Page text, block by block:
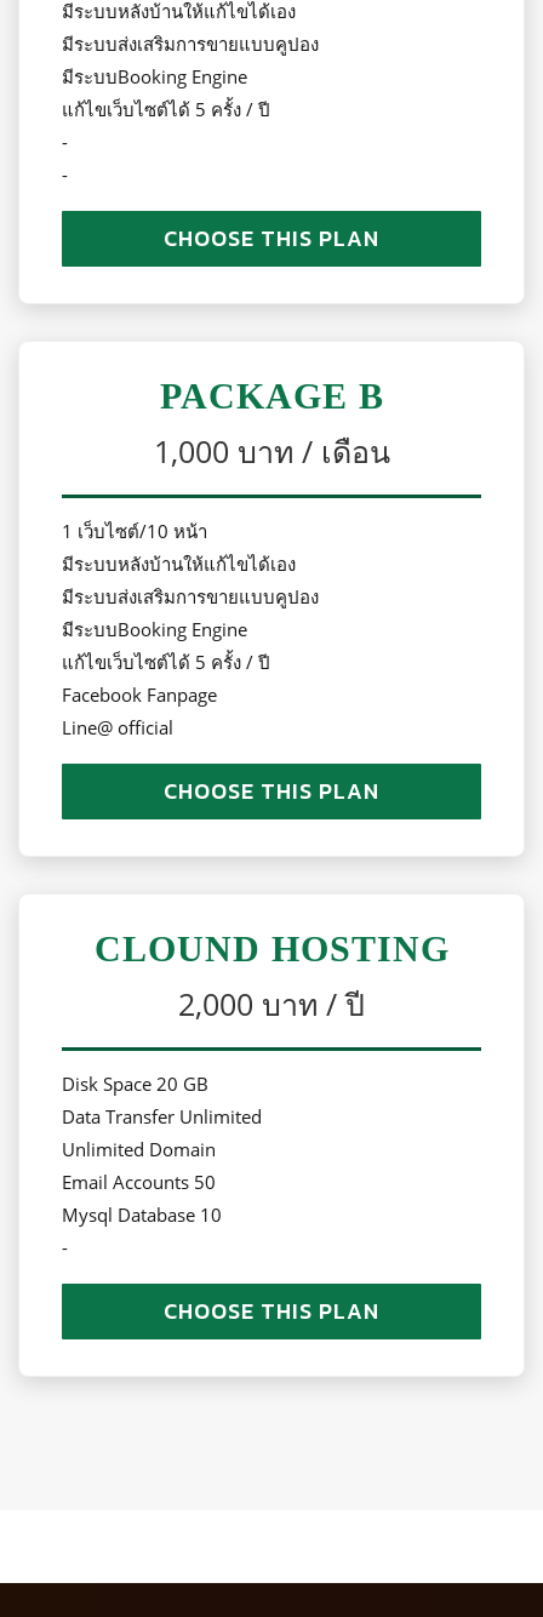
มีระบบหลังบ้านให้แก้ไขได้เอง
มีระบบส่งเสริมการขายแบบคูปอง
มีระบบBooking Engine
แก้ไขเว็บไซต์ได้ 5 ครั้ง / ปี
-
-
CHOOSE THIS PLAN
PACKAGE B
1,000 บาท / เดือน
1 เว็บไซต์/10 หน้า
มีระบบหลังบ้านให้แก้ไขได้เอง
มีระบบส่งเสริมการขายแบบคูปอง
มีระบบBooking Engine
แก้ไขเว็บไซต์ได้ 5 ครั้ง / ปี
Facebook Fanpage
Line@ official
CHOOSE THIS PLAN
CLOUND HOSTING
2,000 บาท / ปี
Disk Space 20 GB
Data Transfer Unlimited
Unlimited Domain
Email Accounts 50
Mysql Database 10
-
CHOOSE THIS PLAN